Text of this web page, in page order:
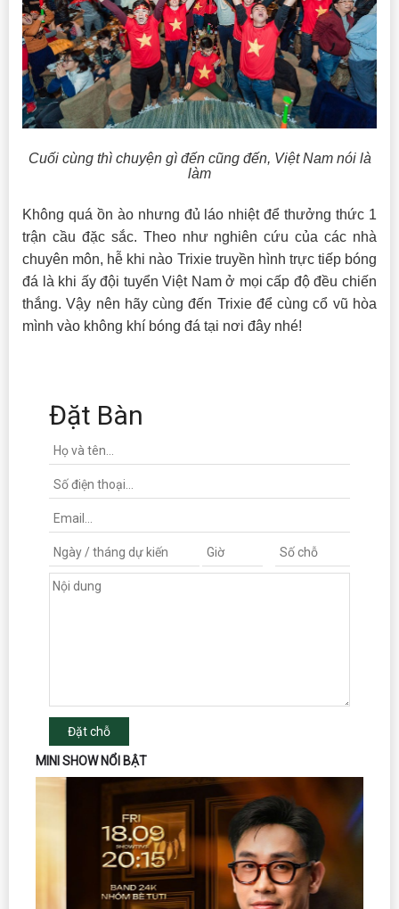
Cuối cùng thì chuyện gì đến cũng đến, Việt Nam nói là
làm
Không quá ồn ào nhưng đủ láo nhiệt để thưởng thức 1
trận cầu đặc sắc. Theo như nghiên cứu của các nhà
chuyên môn, hễ khi nào Trixie truyền hình trực tiếp bóng
đá là khi ấy đội tuyển Việt Nam ở mọi cấp độ đều chiến
thắng. Vậy nên hãy cùng đến Trixie để cùng cổ vũ hòa
mình vào không khí bóng đá tại nơi đây nhé!
Đặt Bàn
Đặt chỗ
MINI SHOW NỔI BẬT